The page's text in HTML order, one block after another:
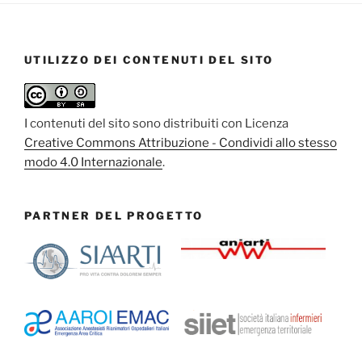
UTILIZZO DEI CONTENUTI DEL SITO
I contenuti del sito sono distribuiti con Licenza
Creative Commons Attribuzione - Condividi allo stesso
modo 4.0 Internazionale.
PARTNER DEL PROGETTO